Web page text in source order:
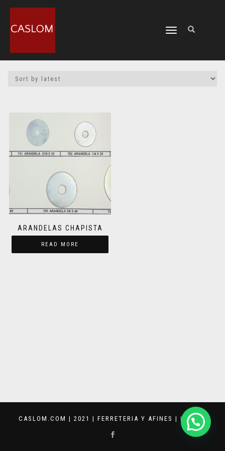
CAMBIAR
ARANDELAS CHAPISTA
READ MORE
CASLOM.COM | 2021 | FERRETERIA Y AFINES | KEVVAR